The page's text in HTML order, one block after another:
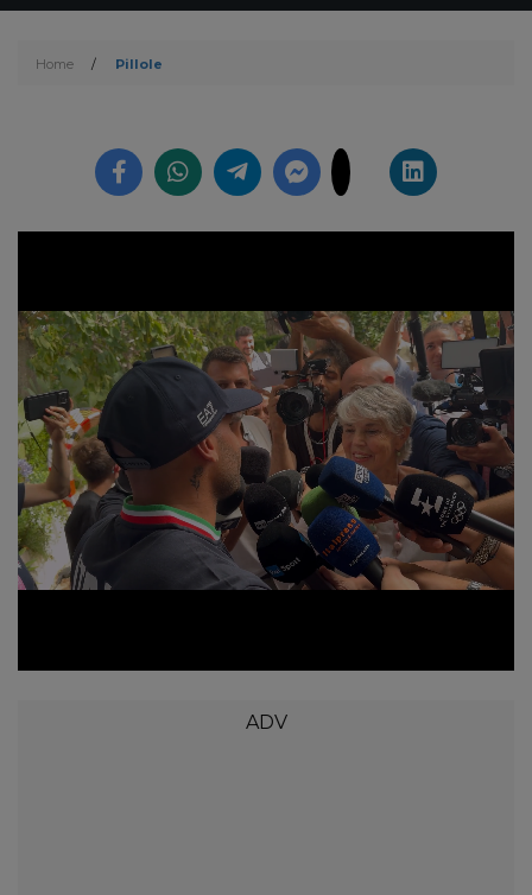
Home / Pillole